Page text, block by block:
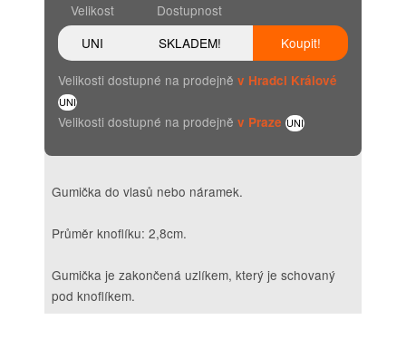
Velikost
Dostupnost
UNI
SKLADEM! Koupit!
Velikosti dostupné na prodejně v Hradci Králové
UNI
Velikosti dostupné na prodejně v Praze UNI
Gumička do vlasů nebo náramek.
Průměr knoflíku: 2,8cm.
Gumička je zakončená uzlíkem, který je schovaný
pod knoflíkem.